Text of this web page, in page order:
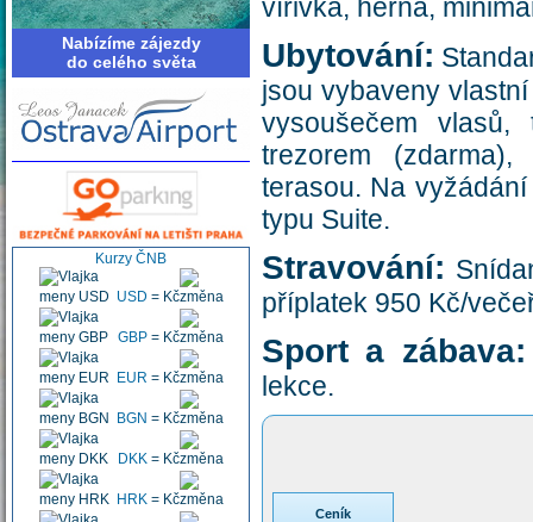
Nabízíme zájezdy
do celého světa
Kurzy ČNB
USD = Kč
GBP= Kč
EUR = Kč
BGN = Kč
DKK= Kč
HRK= Kč
vířivka, herna,
Ubytování:
jsou vybaveny
vysoušečem vlasů,
trezorem
terasou. Na
typu Suite.
Stravování:
příplatek 950 Kč/
Sport a zábava:
lekce.
Ceník